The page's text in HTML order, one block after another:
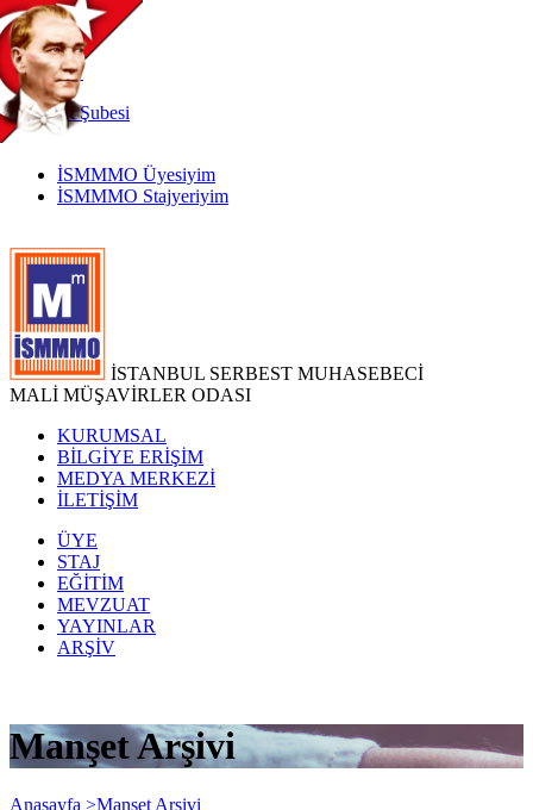
TR
|
EN
İnternetŞubesi
İSMMMO Üyesiyim
İSMMMO Stajyeriyim
İSTANBUL SERBEST MUHASEBECİ
MALİ MÜŞAVİRLER ODASI
KURUMSAL
BİLGİYE ERİŞİM
MEDYA MERKEZİ
İLETİŞİM
ÜYE
STAJ
EĞİTİM
MEVZUAT
YAYINLAR
ARŞİV
Manşet Arşivi
Anasayfa >Manşet Arşivi